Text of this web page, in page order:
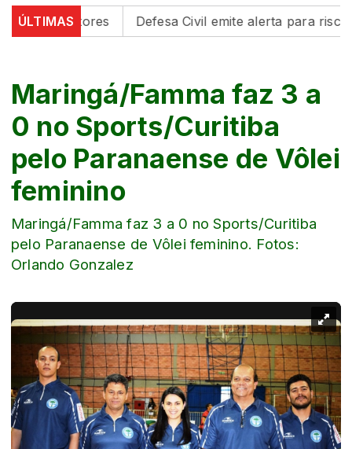
ÚLTIMAS
condutores Defesa Civil emite alerta para risco de
Maringá/Famma faz 3 a
0 no Sports/Curitiba
pelo Paranaense de Vôlei
feminino
Maringá/Famma faz 3 a 0 no Sports/Curitiba
pelo Paranaense de Vôlei feminino. Fotos:
Orlando Gonzalez